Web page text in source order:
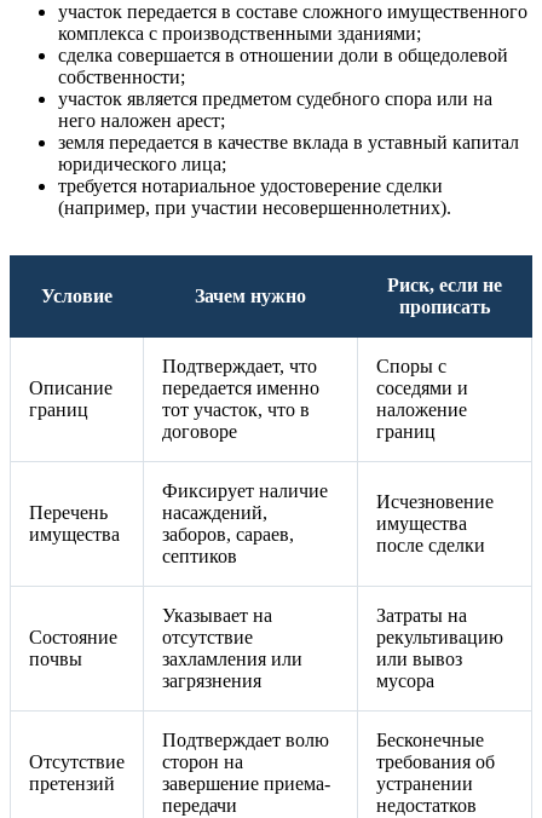
участок передается в составе сложного имущественного
комплекса с производственными зданиями;
сделка совершается в отношении доли в общедолевой
собственности;
участок является предметом судебного спора или на
него наложен арест;
земля передается в качестве вклада в уставный капитал
юридического лица;
требуется нотариальное удостоверение сделки
(например, при участии несовершеннолетних).
Условие Зачем нужно
Риск, если не
прописать
Описание
границ
Подтверждает, что
передается именно
тот участок, что в
договоре
Споры с
соседями и
наложение
границ
Перечень
имущества
Фиксирует наличие
насаждений,
заборов, сараев,
септиков
Исчезновение
имущества
после сделки
Состояние
почвы
Указывает на
отсутствие
захламления или
загрязнения
Затраты на
рекультивацию
или вывоз
мусора
Отсутствие
претензий
Подтверждает волю
сторон на
завершение приема-
передачи
Бесконечные
требования об
устранении
недостатков